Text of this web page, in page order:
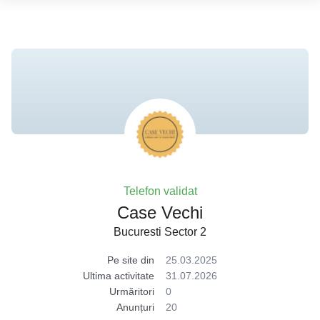
Telefon validat
Case Vechi
Bucuresti Sector 2
Pe site din
25.03.2025
Ultima activitate
31.07.2026
Urmăritori
0
Anunțuri
20